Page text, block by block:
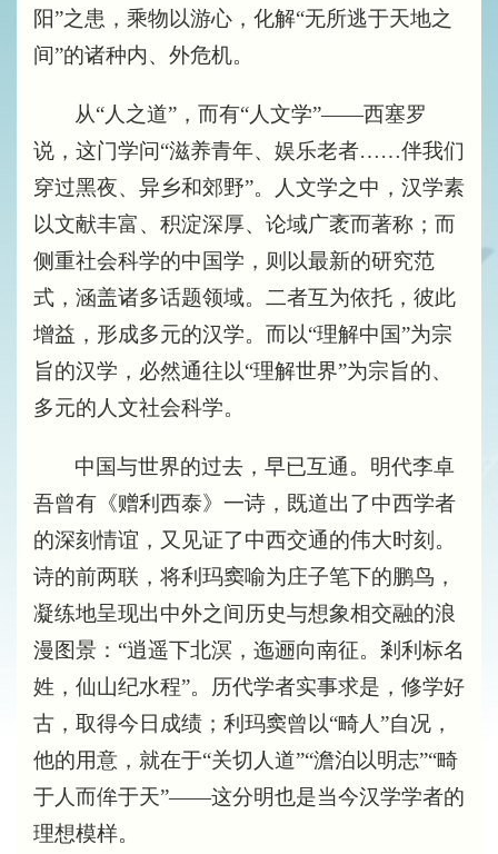
阳”之患，乘物以游心，化解“无所逃于天地之
间”的诸种内、外危机。
从“人之道”，而有“人文学”——西塞罗
说，这门学问“滋养青年、娱乐老者……伴我们
穿过黑夜、异乡和郊野”。人文学之中，汉学素
以文献丰富、积淀深厚、论域广袤而著称；而
侧重社会科学的中国学，则以最新的研究范
式，涵盖诸多话题领域。二者互为依托，彼此
增益，形成多元的汉学。而以“理解中国”为宗
旨的汉学，必然通往以“理解世界”为宗旨的、
多元的人文社会科学。
中国与世界的过去，早已互通。明代李卓
吾曾有《赠利西泰》一诗，既道出了中西学者
的深刻情谊，又见证了中西交通的伟大时刻。
诗的前两联，将利玛窦喻为庄子笔下的鹏鸟，
凝练地呈现出中外之间历史与想象相交融的浪
漫图景：“逍遥下北溟，迤逦向南征。剎利标名
姓，仙山纪水程”。历代学者实事求是，修学好
古，取得今日成绩；利玛窦曾以“畸人”自况，
他的用意，就在于“关切人道”“澹泊以明志”“畸
于人而侔于天”——这分明也是当今汉学学者的
理想模样。